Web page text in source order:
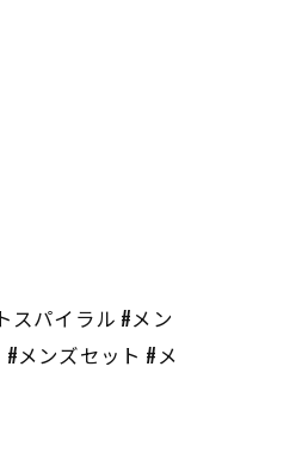
スパイラル #メン
メンズセット #メ